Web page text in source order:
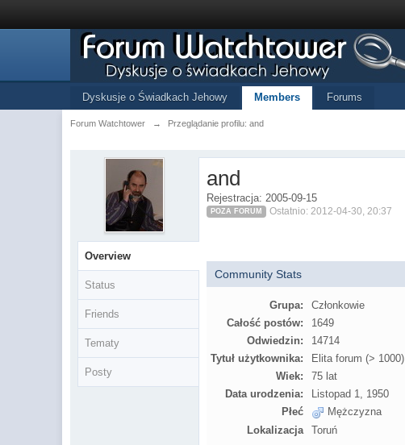
Dyskusje o Świadkach Jehowy Members Forums
Forum Watchtower → Przeglądanie profilu: and
Overview
Status
Friends
Tematy
Posty
and
Rejestracja: 2005-09-15
POZA FORUM Ostatnio: 2012-04-30, 20:37
Community Stats
Grupa:
Członkowie
Całość postów:
1649
Odwiedzin:
14714
Tytuł użytkownika:
Elita forum (> 1000)
Wiek:
75 lat
Data urodzenia:
Listopad 1, 1950
Płeć
Mężczyzna
Lokalizacja
Toruń